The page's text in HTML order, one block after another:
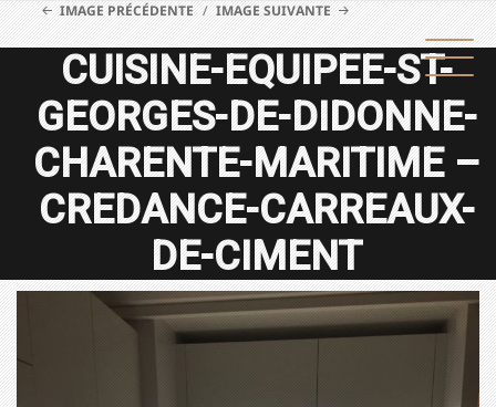
IMAGE PRÉCÉDENTE IMAGE SUIVANTE
CUISINE-EQUIPEE-ST-
GEORGES-DE-DIDONNE-
CHARENTE-MARITIME –
CREDANCE-CARREAUX-
DE-CIMENT